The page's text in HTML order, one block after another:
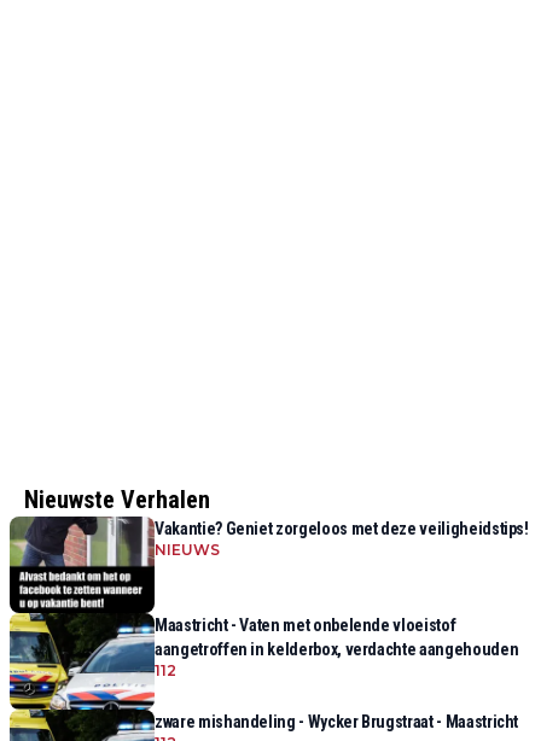
Nieuwste Verhalen
Vakantie? Geniet zorgeloos met deze veiligheidstips!
NIEUWS
Maastricht - Vaten met onbelende vloeistof
aangetroffen in kelderbox, verdachte aangehouden
112
zware mishandeling - Wycker Brugstraat - Maastricht